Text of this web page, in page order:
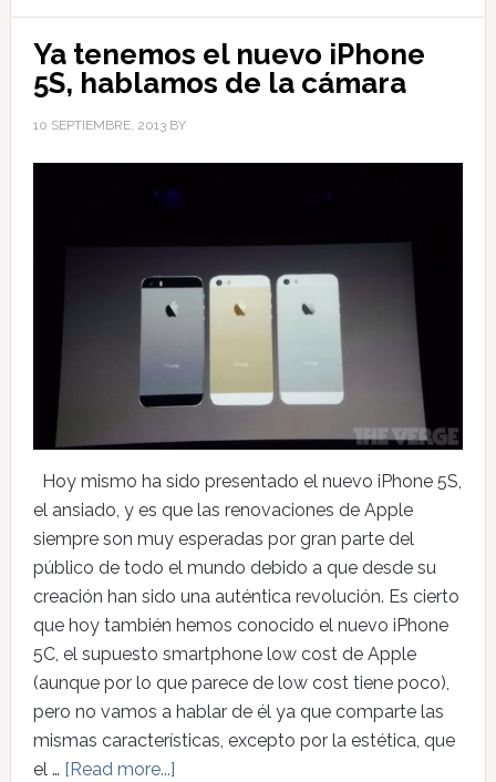
Ya tenemos el nuevo iPhone
5S, hablamos de la cámara
10 SEPTIEMBRE, 2013BY
Hoy mismo ha sido presentado el nuevo iPhone 5S,
el ansiado, y es que las renovaciones de Apple
siempre son muy esperadas por gran parte del
público de todo el mundo debido a que desde su
creación han sido una auténtica revolución. Es cierto
que hoy también hemos conocido el nuevo iPhone
5C, el supuesto smartphone low cost de Apple
(aunque por lo que parece de low cost tiene poco),
pero no vamos a hablar de él ya que comparte las
mismas características, excepto por la estética, que
el … [Read more...]